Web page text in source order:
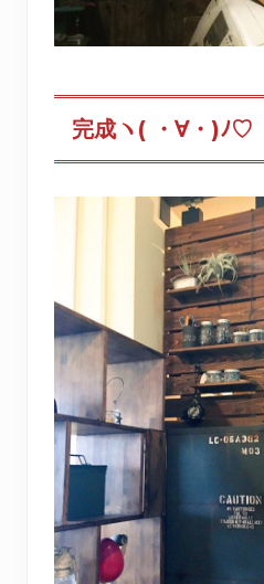
完成ヽ( ・∀・)ﾉ♡